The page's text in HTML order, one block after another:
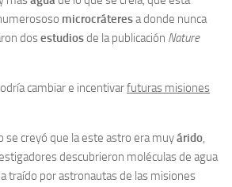
microcráteresa donde nunca
dosestudiosde la publicación Nature
cambiar e incentivarfuturas misiones
creyó que la este astro era muyárido,
descubrieron moléculas de agua
traído por astronautas de las misiones